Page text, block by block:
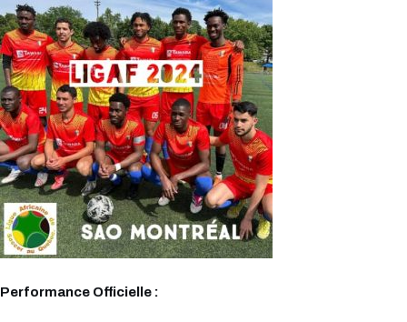
Performance Officielle :